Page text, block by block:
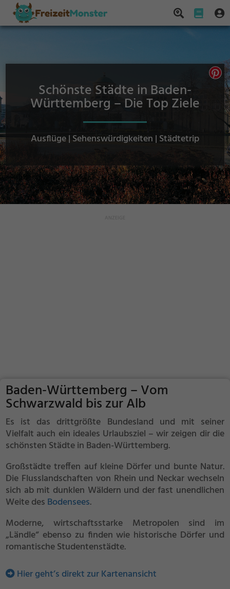
Schönste Städte in Baden-
Württemberg – Die Top Ziele
Ausflüge | Sehenswürdigkeiten | Städtetrip
Baden-Württemberg – Vom
Schwarzwald bis zur Alb
Es ist das drittgrößte Bundesland und mit seiner
Vielfalt auch ein ideales Urlaubsziel – wir zeigen dir die
schönsten Städte in Baden-Württemberg.
Großstädte treffen auf kleine Dörfer und bunte Natur.
Die Flusslandschaften von Rhein und Neckar wechseln
sich ab mit dunklen Wäldern und der fast unendlichen
Weite des Bodensees.
Moderne, wirtschaftsstarke Metropolen sind im
„Ländle“ ebenso zu finden wie historische Dörfer und
romantische Studentenstädte.
Hier geht’s direkt zur Kartenansicht